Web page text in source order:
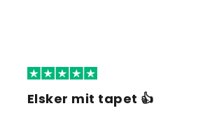
Elsker mit tapet 👍